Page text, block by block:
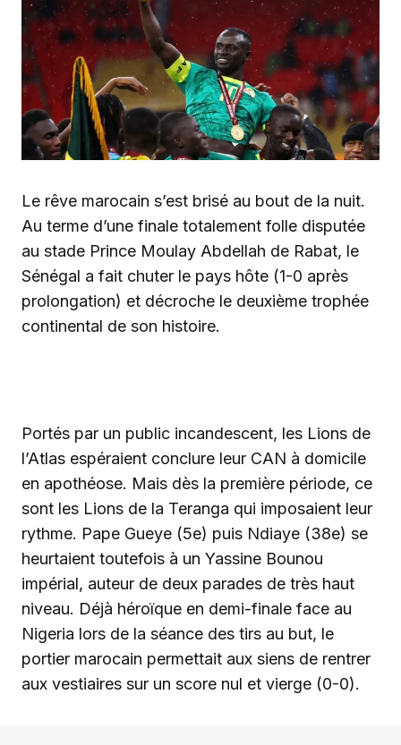
‎Le rêve marocain s’est brisé au bout de la nuit.
Au terme d’une finale totalement folle disputée
au stade Prince Moulay Abdellah de Rabat, le
Sénégal a fait chuter le pays hôte (1-0 après
prolongation) et décroche le deuxième trophée
continental de son histoire.
‎Portés par un public incandescent, les Lions de
l’Atlas espéraient conclure leur CAN à domicile
en apothéose. Mais dès la première période, ce
sont les Lions de la Teranga qui imposaient leur
rythme. Pape Gueye (5e) puis Ndiaye (38e) se
heurtaient toutefois à un Yassine Bounou
impérial, auteur de deux parades de très haut
niveau. Déjà héroïque en demi-finale face au
Nigeria lors de la séance des tirs au but, le
portier marocain permettait aux siens de rentrer
aux vestiaires sur un score nul et vierge (0-0).